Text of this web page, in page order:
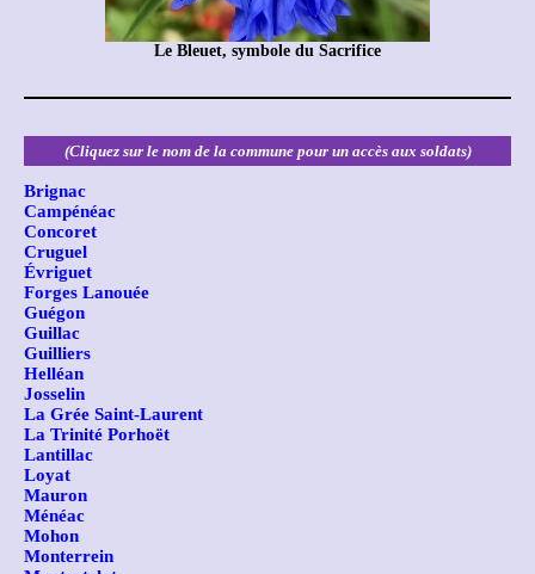
Le Bleuet, symbole du Sacrifice
(Cliquez sur le nom de la commune pour un accès aux soldats)
Brignac
Campénéac
Concoret
Cruguel
Évriguet
Forges Lanouée
Guégon
Guillac
Guilliers
Helléan
Josselin
La Grée Saint-Laurent
La Trinité Porhoët
Lantillac
Loyat
Mauron
Ménéac
Mohon
Monterrein